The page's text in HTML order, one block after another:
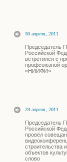
30 апреля, 2011
Председатель
Российской
встретился с
профсоюзной
«НИИФИ»
29 апреля, 2011
Председатель
Российской
провёл
строительства
объектов
слово